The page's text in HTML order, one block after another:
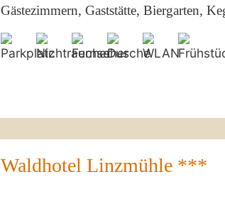
Gästezimmern, Gaststätte, Biergarten,
Waldhotel Linzmühle ***